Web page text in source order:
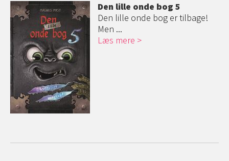
Den lille onde bog 5
Den lille onde bog er tilbage!
Men ...
Læs mere